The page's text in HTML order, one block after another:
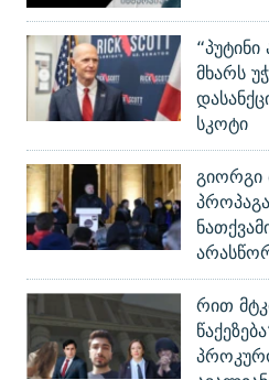
მხარს
სკოტი
გიორგი
რით